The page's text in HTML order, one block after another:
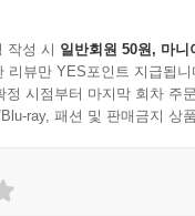
작성 시 일반회원 50원, 마니
리뷰만 YES포인트 지급됩니
정 시점부터 마지막 회차 주
ray, 패션 및 판매금지 상